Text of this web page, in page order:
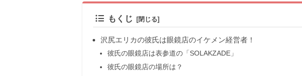
もくじ
沢尻エリカの彼氏は眼鏡店のイケメン経営者！
彼氏の眼鏡店は表参道の「SOLAKZADE」
彼氏の眼鏡店の場所は？